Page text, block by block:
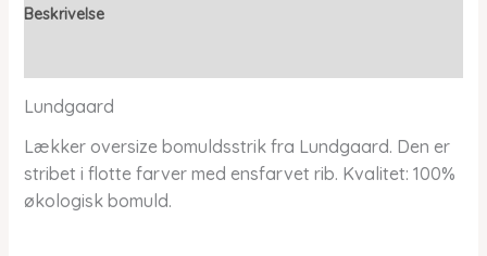
Beskrivelse
Lundgaard
Lækker oversize bomuldsstrik fra Lundgaard. Den er
stribet i flotte farver med ensfarvet rib. Kvalitet: 100%
økologisk bomuld.